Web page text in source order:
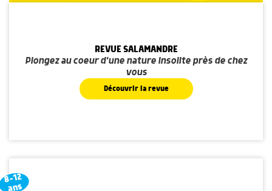
REVUE SALAMANDRE
Plongez au coeur d'une nature insolite près de chez
vous
Découvrir la revue
8-12
ans